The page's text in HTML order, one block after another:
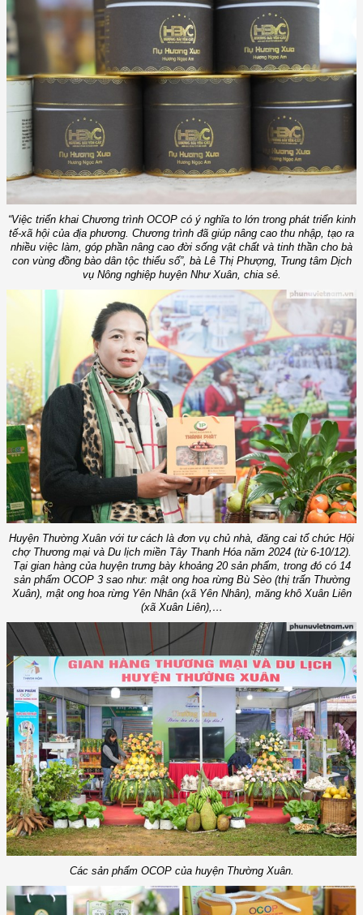
“Việc triển khai Chương trình OCOP có ý nghĩa to lớn trong phát triển kinh
tế-xã hội của địa phương. Chương trình đã giúp nâng cao thu nhập, tạo ra
nhiều việc làm, góp phần nâng cao đời sống vật chất và tinh thần cho bà
con vùng đồng bào dân tộc thiểu số”, bà Lê Thị Phượng, Trung tâm Dịch
vụ Nông nghiệp huyện Như Xuân, chia sẻ.
Huyện Thường Xuân với tư cách là đơn vụ chủ nhà, đăng cai tổ chức Hội
chợ Thương mại và Du lịch miền Tây Thanh Hóa năm 2024 (từ 6-10/12).
Tại gian hàng của huyện trưng bày khoảng 20 sản phẩm, trong đó có 14
sản phẩm OCOP 3 sao như: mật ong hoa rừng Bù Sèo (thị trấn Thường
Xuân), mật ong hoa rừng Yên Nhân (xã Yên Nhân), măng khô Xuân Liên
(xã Xuân Liên),…
Các sản phẩm OCOP của huyện Thường Xuân.